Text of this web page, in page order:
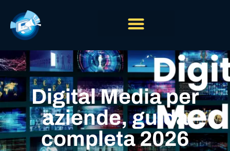
Digital Media per
aziende, guida
completa 2026